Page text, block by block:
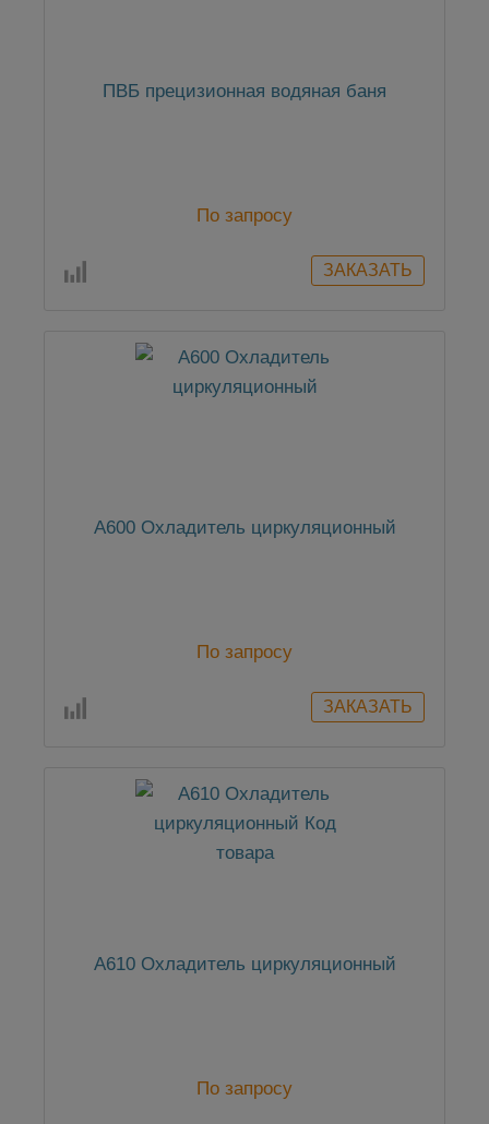
ПВБ прецизионная водяная баня
По запросу
А600 Охладитель циркуляционный
По запросу
А610 Охладитель циркуляционный
По запросу